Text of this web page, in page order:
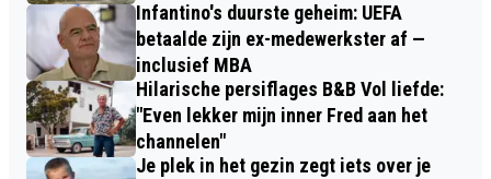
Infantino's duurste geheim: UEFA
betaalde zijn ex-medewerkster af —
inclusief MBA
Hilarische persiflages B&B Vol liefde:
"Even lekker mijn inner Fred aan het
channelen"
Je plek in het gezin zegt iets over je